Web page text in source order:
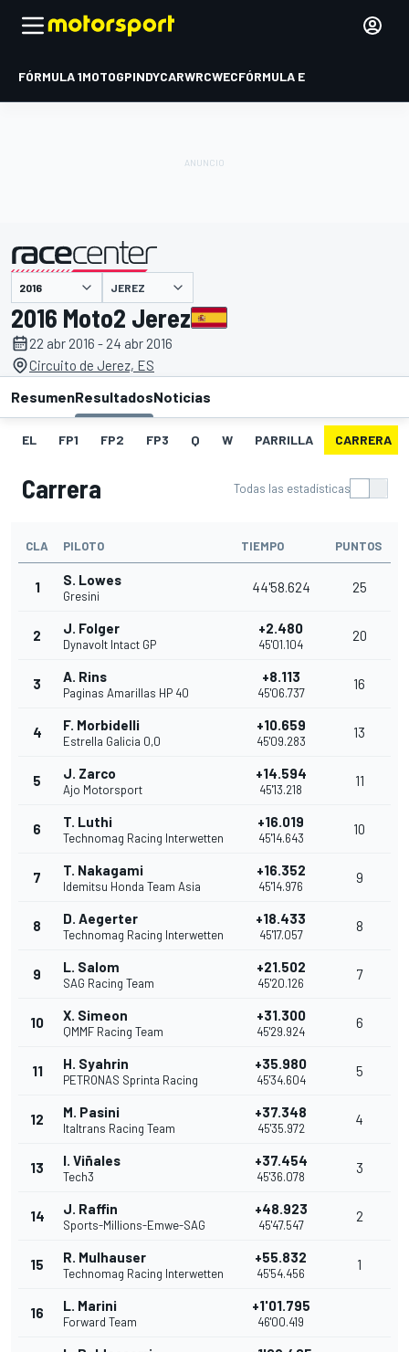
FÓRMULA 1MOTOGPINDYCARWRCWECFÓRMULA E
presentado por JEREZ
2016 Moto2 Jerez
22 abr 2016 - 24 abr 2016
Circuito de Jerez, ES
ResumenResultadosNoticias
EL FP1 FP2 FP3 Q W PARRILLA CARRERA
Carrera Todas las estadísticas
CLA PILOTO TIEMPO PUNTOS
1 S. Lowes
Gresini
44'58.624 25
2 J. Folger
Dynavolt Intact GP
+2.480
45'01.104
20
3 A. Rins
Paginas Amarillas HP 40
+8.113
45'06.737
16
4 F. Morbidelli
Estrella Galicia 0,0
+10.659
45'09.283
13
5 J. Zarco
Ajo Motorsport
+14.594
45'13.218
11
6 T. Luthi
Technomag Racing Interwetten
+16.019
45'14.643
10
7 T. Nakagami
Idemitsu Honda Team Asia
+16.352
45'14.976
9
8 D. Aegerter
Technomag Racing Interwetten
+18.433
45'17.057
8
9 L. Salom
SAG Racing Team
+21.502
45'20.126
7
10 X. Simeon
QMMF Racing Team
+31.300
45'29.924
6
11 H. Syahrin
PETRONAS Sprinta Racing
+35.980
45'34.604
5
12 M. Pasini
Italtrans Racing Team
+37.348
45'35.972
4
13 I. Viñales
Tech3
+37.454
45'36.078
3
14 J. Raffin
Sports-Millions-Emwe-SAG
+48.923
45'47.547
2
15 R. Mulhauser
Technomag Racing Interwetten
+55.832
45'54.456
1
16 L. Marini
Forward Team
+1'01.795
46'00.419